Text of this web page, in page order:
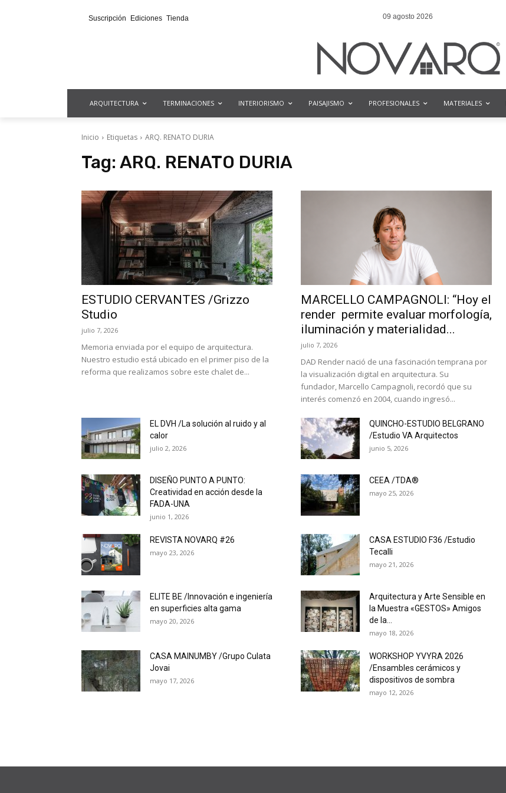
Suscripción Ediciones Tienda 09 agosto 2026
ARQUITECTURA TERMINACIONES INTERIORISMO PAISAJISMO PROFESIONALES MATERIALES
Inicio Etiquetas ARQ. RENATO DURIA
Tag: ARQ. RENATO DURIA
ESTUDIO CERVANTES /Grizzo
Studio
julio 7, 2026
Memoria enviada por el equipo de arquitectura.
Nuestro estudio está ubicado en el primer piso de la
reforma que realizamos sobre este chalet de...
MARCELLO CAMPAGNOLI: “Hoy el
render permite evaluar morfología,
iluminación y materialidad...
julio 7, 2026
DAD Render nació de una fascinación temprana por
la visualización digital en arquitectura. Su
fundador, Marcello Campagnoli, recordó que su
interés comenzó en 2004, cuando ingresó...
EL DVH /La solución al ruido y al
calor
julio 2, 2026
QUINCHO-ESTUDIO BELGRANO
/Estudio VA Arquitectos
junio 5, 2026
DISEÑO PUNTO A PUNTO:
Creatividad en acción desde la
FADA-UNA
junio 1, 2026
CEEA /TDA®
mayo 25, 2026
REVISTA NOVARQ #26
mayo 23, 2026
CASA ESTUDIO F36 /Estudio
Tecalli
mayo 21, 2026
ELITE BE /Innovación e ingeniería
en superficies alta gama
mayo 20, 2026
Arquitectura y Arte Sensible en
la Muestra «GESTOS» Amigos
de la...
mayo 18, 2026
CASA MAINUMBY /Grupo Culata
Jovai
mayo 17, 2026
WORKSHOP YVYRA 2026
/Ensambles cerámicos y
dispositivos de sombra
mayo 12, 2026